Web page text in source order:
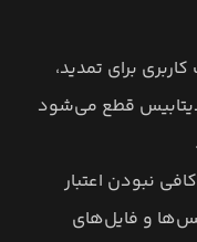
برای تمدید،‌
قطع می‌شود
زمان کافی نبودن اعتبار
و فایل‌های